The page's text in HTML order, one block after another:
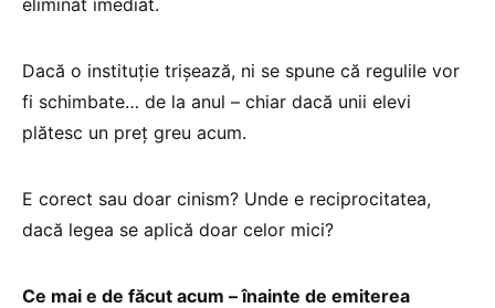
Dacă o instituție trișează, ni se spune că regulile vor
fi schimbate… de la anul – chiar dacă unii elevi
plătesc un preț greu acum.
E corect sau doar cinism? Unde e reciprocitatea,
dacă legea se aplică doar celor mici?
Ce mai e de făcut acum – înainte de emiterea